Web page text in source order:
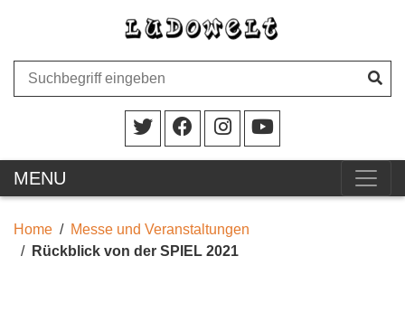
MENU
Home
Messe und Veranstaltungen
Rückblick von der SPIEL 2021